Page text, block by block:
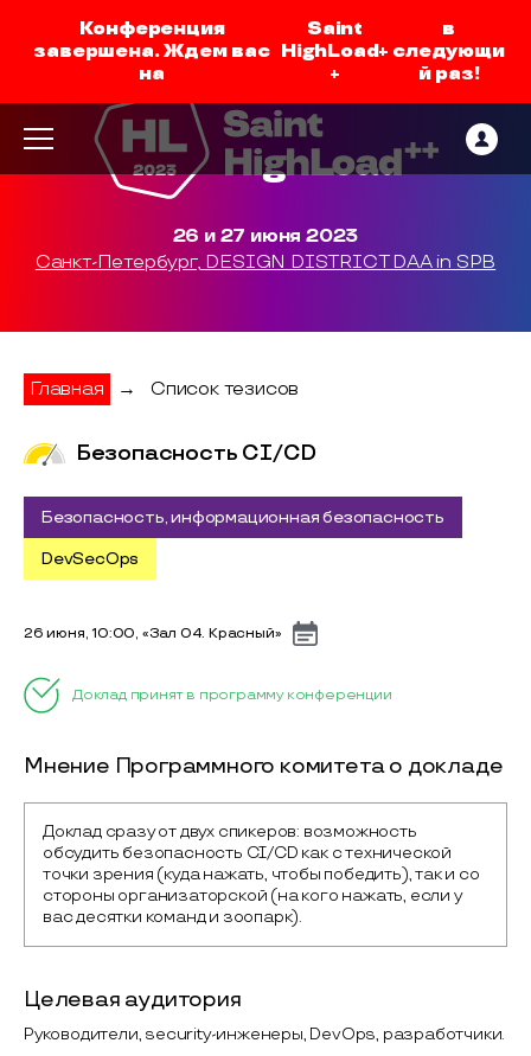
Конференция
завершена. Ждем вас
на
Saint
HighLoad+
+
в
следующи
й раз!
26 и 27 июня 2023
Санкт-Петербург, DESIGN DISTRICT DAA in SPB
Главная → Список тезисов
Безопасность CI/CD
Безопасность, информационная безопасность
DevSecOps
26 июня, 10:00, «Зал 04. Красный»
Доклад принят в программу конференции
Мнение Программного комитета о докладе
Доклад сразу от двух спикеров: возможность
обсудить безопасность CI/CD как с технической
точки зрения (куда нажать, чтобы победить), так и со
стороны организаторской (на кого нажать, если у
вас десятки команд и зоопарк).
Целевая аудитория
Руководители, security-инженеры, DevOps, разработчики.